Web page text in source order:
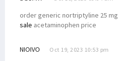
order generic nortriptyline 25 mg
sale acetaminophen price
NIOIVO Oct 19, 2023 10:53 pm